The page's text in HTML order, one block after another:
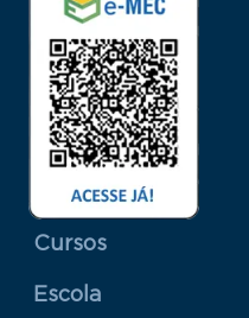
Menu Rodapé 1
Cursos
Escola